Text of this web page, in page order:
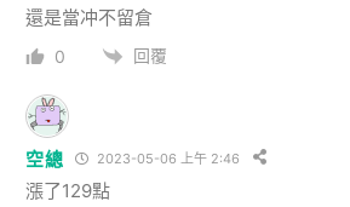
還是當冲不留倉
0 回覆
空總 2023-05-06 上午 2:46
漲了129點